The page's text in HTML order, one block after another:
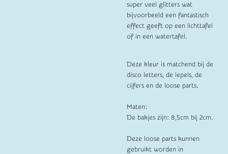
super veel glitters wat
bijvoorbeeld een fantastisch
effect geeft op een lichttafel
of in een watertafel.
Deze kleur is matchend bij de
disco letters, de lepels, de
cijfers en de loose parts.
Maten:
De bakjes zijn: 8,5cm bij 2cm.
Deze loose parts kunnen
gebruikt worden in